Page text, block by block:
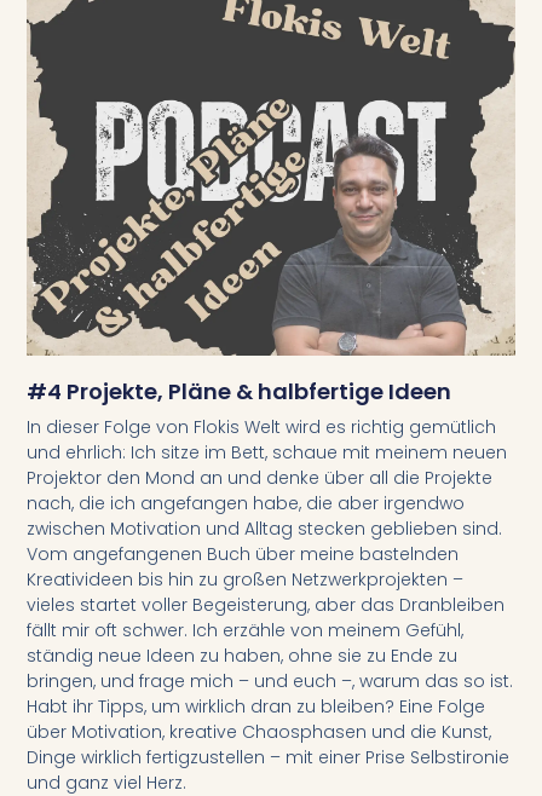
#4 Projekte, Pläne & halbfertige Ideen
In dieser Folge von Flokis Welt wird es richtig gemütlich
und ehrlich: Ich sitze im Bett, schaue mit meinem neuen
Projektor den Mond an und denke über all die Projekte
nach, die ich angefangen habe, die aber irgendwo
zwischen Motivation und Alltag stecken geblieben sind.
Vom angefangenen Buch über meine bastelnden
Kreativideen bis hin zu großen Netzwerkprojekten –
vieles startet voller Begeisterung, aber das Dranbleiben
fällt mir oft schwer. Ich erzähle von meinem Gefühl,
ständig neue Ideen zu haben, ohne sie zu Ende zu
bringen, und frage mich – und euch –, warum das so ist.
Habt ihr Tipps, um wirklich dran zu bleiben? Eine Folge
über Motivation, kreative Chaosphasen und die Kunst,
Dinge wirklich fertigzustellen – mit einer Prise Selbstironie
und ganz viel Herz.